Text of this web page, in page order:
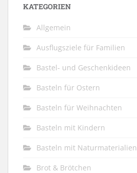
KATEGORIEN
Allgemein
Ausflugsziele für Familien
Bastel- und Geschenkideen
Basteln für Ostern
Basteln für Weihnachten
Basteln mit Kindern
Basteln mit Naturmaterialien
Brot & Brötchen